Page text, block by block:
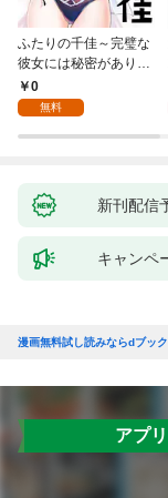
ふたりの千佳～完璧な
彼女には秘密がありま
した(1)
0
無料
新刊配信
キャンペ
漫画無料試し読みならdブック
アプ